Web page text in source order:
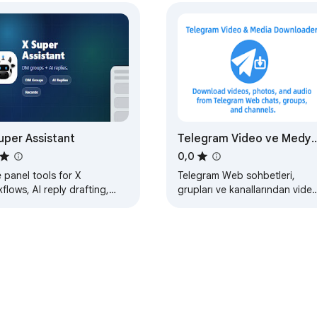
Kick sohbetinde kendi tarzını oluştur. 💜
resmî ürünü değildir. Uzantı Kick.com üzerinde
Assistant
panel tools for X
AI reply drafting,
Telegram Video ve Medya
İndirici
0,0
Telegram Web sohbetleri,
grupları ve kanallarından